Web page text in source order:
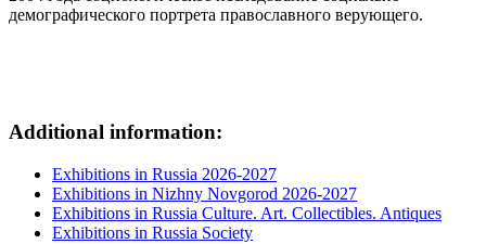
демографического портрета православного верующего.
Additional information:
Exhibitions in Russia 2026-2027
Exhibitions in Nizhny Novgorod 2026-2027
Exhibitions in Russia Culture. Art. Collectibles. Antiques
Exhibitions in Russia Society